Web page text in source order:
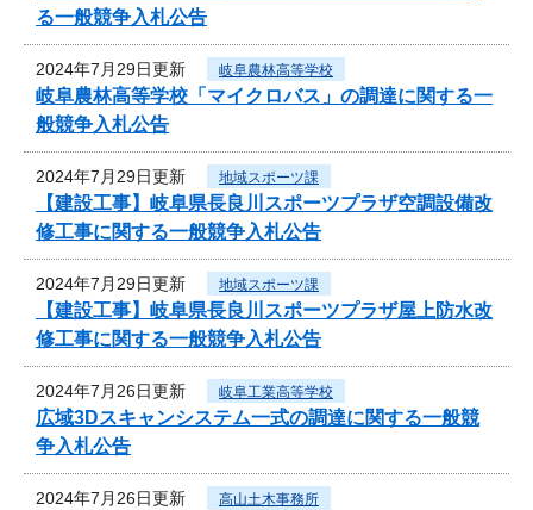
る一般競争入札公告
2024年7月29日更新 岐阜農林高等学校
岐阜農林高等学校「マイクロバス」の調達に関する一
般競争入札公告
2024年7月29日更新 地域スポーツ課
【建設工事】岐阜県長良川スポーツプラザ空調設備改
修工事に関する一般競争入札公告
2024年7月29日更新 地域スポーツ課
【建設工事】岐阜県長良川スポーツプラザ屋上防水改
修工事に関する一般競争入札公告
2024年7月26日更新 岐阜工業高等学校
広域3Dスキャンシステム一式の調達に関する一般競
争入札公告
2024年7月26日更新 高山土木事務所